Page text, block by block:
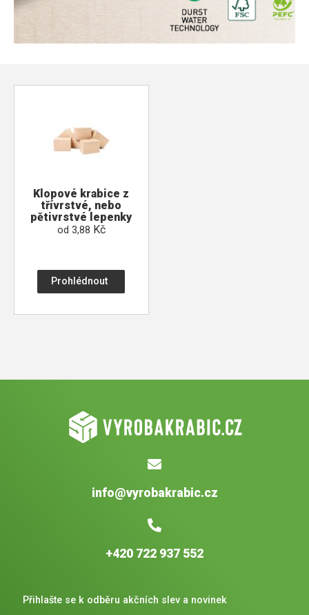
Klopové krabice z
třívrstvé, nebo
pětivrstvé lepenky
od 3,88 Kč
Prohlédnout
info@vyrobakrabic.cz
+420 722 937 552
Přihlašte se k odběru akčních slev a novinek